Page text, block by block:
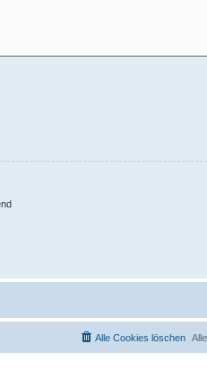
Alle Cookies löschen